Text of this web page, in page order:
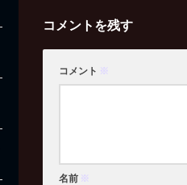
コメントを残す
コメント ※
名前 ※